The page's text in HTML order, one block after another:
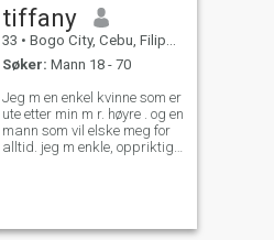
tiffany
33 • Bogo City, Cebu, Filippinene
Søker: Mann 18 - 70
Jeg m en enkel kvinne som er
ute etter min m r. høyre . og en
mann som vil elske meg for
alltid. jeg m enkle, oppriktige,
som liker svømming og gå